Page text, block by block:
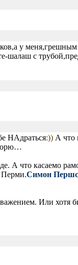
у меня,грешным
шалаш с
НАдраться:))А что
А что касаемо
Перми.Симон
Или хотя